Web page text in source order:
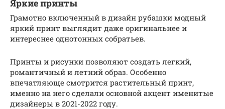
Яркие принты
Грамотно включенный в дизайн рубашки модный
яркий принт выглядит даже оригинальнее и
интереснее однотонных собратьев.
Принты и рисунки позволяют создать легкий,
романтичный и летний образ. Особенно
впечатляюще смотрится растительный принт,
именно на него сделали основной акцент именитые
дизайнеры в 2021-2022 году.